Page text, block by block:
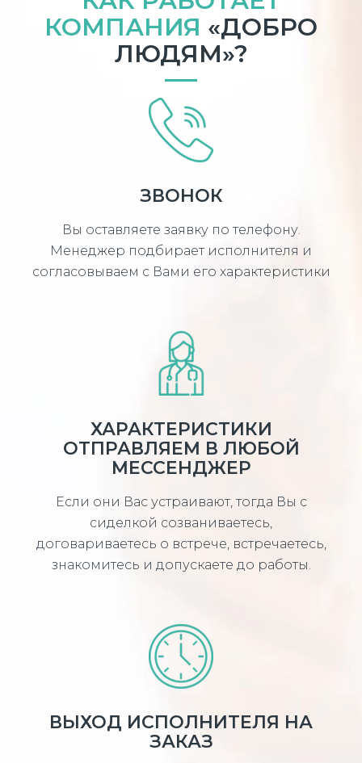
КОМПАНИЯ «ДОБРО
ЛЮДЯМ»?
ЗВОНОК
Вы оставляете заявку по телефону.
Менеджер подбирает исполнителя и
согласовываем с Вами его характеристики
ХАРАКТЕРИСТИКИ
ОТПРАВЛЯЕМ В ЛЮБОЙ
МЕССЕНДЖЕР
Если они Вас устраивают, тогда Вы с
сиделкой созваниваетесь,
договариваетесь о встрече, встречаетесь,
знакомитесь и допускаете до работы.
ВЫХОД ИСПОЛНИТЕЛЯ НА
ЗАКАЗ